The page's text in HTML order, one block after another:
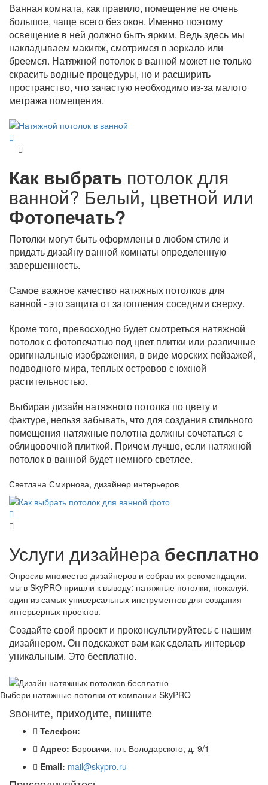
Ванная комната, как правило, помещение не очень
большое, чаще всего без окон. Именно поэтому
освещение в ней должно быть ярким. Ведь здесь мы
накладываем макияж, смотримся в зеркало или
бреемся. Натяжной потолок в ванной может не только
скрасить водные процедуры, но и расширить
пространство, что зачастую необходимо из-за малого
метража помещения.
Как выбрать потолок для
ванной? Белый, цветной или
Фотопечать?
Потолки могут быть оформлены в любом стиле и
придать дизайну ванной комнаты определенную
завершенность.
Самое важное качество натяжных потолков для
ванной - это защита от затопления соседями сверху.
Кроме того, превосходно будет смотреться натяжной
потолок с фотопечатью под цвет плитки или различные
оригинальные изображения, в виде морских пейзажей,
подводного мира, теплых островов с южной
растительностью.
Выбирая дизайн натяжного потолка по цвету и
фактуре, нельзя забывать, что для создания стильного
помещения натяжные полотна должны сочетаться с
облицовочной плиткой. Причем лучше, если натяжной
потолок в ванной будет немного светлее.
Светлана Смирнова, дизайнер интерьеров
Услуги дизайнера бесплатно
Опросив множество дизайнеров и собрав их рекомендации,
мы в SkyPRO пришли к выводу: натяжные потолки, пожалуй,
один из самых универсальных инструментов для создания
интерьерных проектов.
Создайте свой проект и проконсультируйтесь с нашим
дизайнером. Он подскажет вам как сделать интерьер
уникальным. Это бесплатно.
Выбери натяжные потолки от компании SkyPRO
Звоните, приходите, пишите
Телефон:
Адрес: Боровичи, пл. Володарского, д. 9/1
Email: mail@skypro.ru